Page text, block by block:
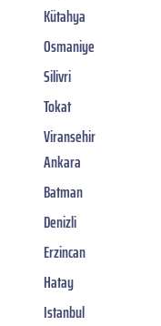
Kütahya
Osmaniye
Silivri
Tokat
Viransehir
Ankara
Batman
Denizli
Erzincan
Hatay
Istanbul